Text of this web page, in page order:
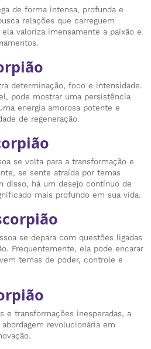
de forma intensa, profunda e
relações que carreguem
valoriza imensamente a paixão e
determinação, foco e intensidade.
pode mostrar uma persistência
energia amorosa potente e
de regeneração.
se volta para a transformação e
se sente atraída por temas
disso, há um desejo contínuo de
mais profundo em sua vida.
se depara com questões ligadas
Frequentemente, ela pode encarar
temas de poder, controle e
e transformações inesperadas, a
revolucionária em